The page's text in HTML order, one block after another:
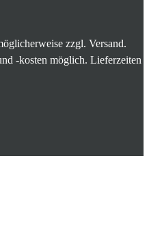
zzgl. Versand.
-kosten möglich. Lieferzeiten